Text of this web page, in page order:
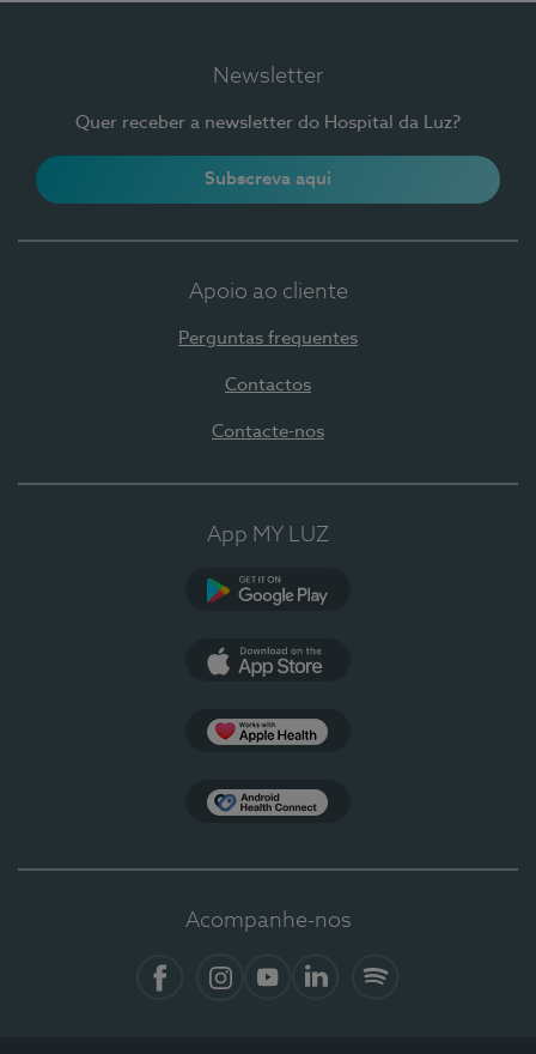
Newsletter
Quer receber a newsletter do Hospital da Luz?
Subscreva aqui
Apoio ao cliente
Perguntas frequentes
Contactos
Contacte-nos
App MY LUZ
Acompanhe-nos